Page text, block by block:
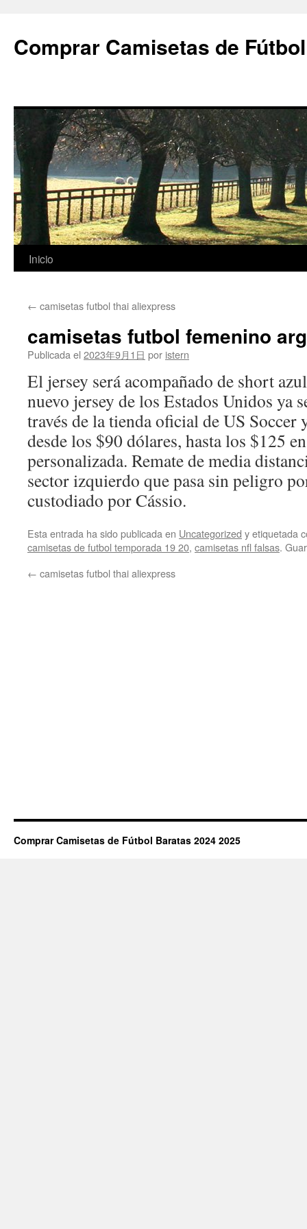
Comprar Camisetas de
Saltar
contenido
Inicio
← camisetas futbol thai aliexpress
camisetas futbol femenino
Publicada el 2023年9月1日 por istern
El jersey será acompañado de short
nuevo jersey de los Estados Unidos ya
través de la tienda oficial de US Soccer
desde los $90 dólares, hasta los $125
personalizada. Remate de media
sector izquierdo que pasa sin peligro
custodiado por Cássio.
Esta entrada ha sido publicada en Uncategorized y etiquetada
camisetas de futbol temporada 19 20, camisetas nfl falsas.
← camisetas futbol thai aliexpress
Comprar Camisetas de Fútbol Baratas 2024 2025